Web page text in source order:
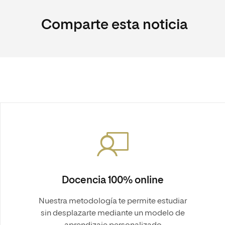
Comparte esta noticia
Docencia 100% online
Nuestra metodología te permite estudiar
sin desplazarte mediante un modelo de